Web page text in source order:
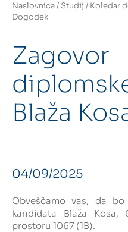
Naslovnica/ Študij / Koledar
Dogodek
Zagovor
Blaža
04/09/2025
Obveščamo vas, da
kandidata Blaža
prostoru 1067 (1B).